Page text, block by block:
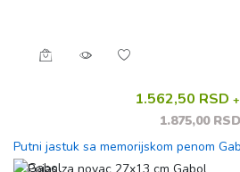
1.562,50 RSD
1.875,00 RSD
Putni jastuk sa memorijskom penom